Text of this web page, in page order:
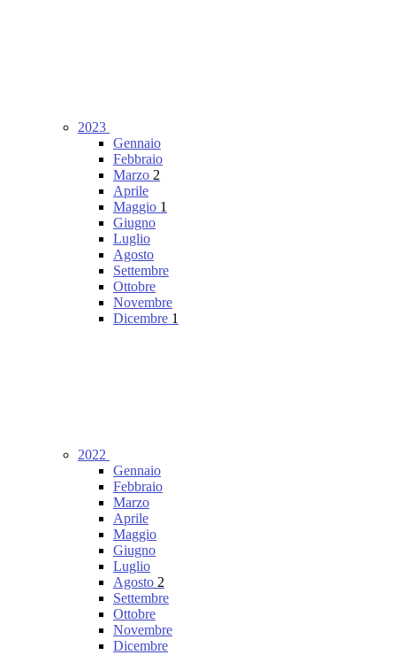
2023
Gennaio
Febbraio
Marzo 2
Aprile
Maggio 1
Giugno
Luglio
Agosto
Settembre
Ottobre
Novembre
Dicembre 1
2022
Gennaio
Febbraio
Marzo
Aprile
Maggio
Giugno
Luglio
Agosto 2
Settembre
Ottobre
Novembre
Dicembre